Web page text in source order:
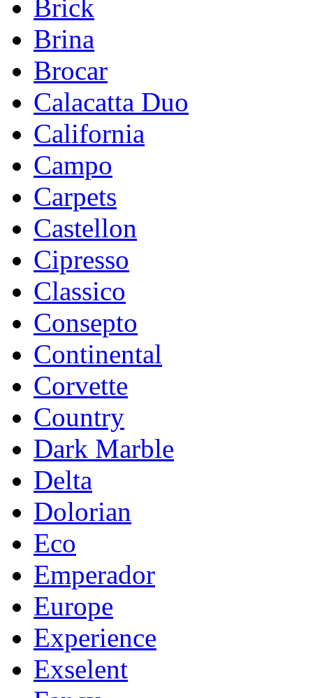
Brick
Brina
Brocar
Calacatta Duo
California
Campo
Carpets
Castellon
Cipresso
Classico
Consepto
Continental
Corvette
Country
Dark Marble
Delta
Dolorian
Eco
Emperador
Europe
Experience
Exselent